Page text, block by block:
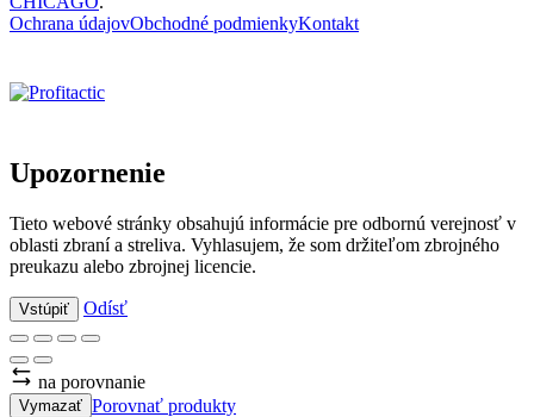
Ochrana údajovObchodné podmienkyKontakt
Upozornenie
Tieto webové stránky obsahujú informácie pre odbornú verejnosť v
oblasti zbraní a streliva. Vyhlasujem, že som držiteľom zbrojného
preukazu alebo zbrojnej licencie.
Vstúpiť Odísť
na porovnanie
Vymazať Porovnať produkty